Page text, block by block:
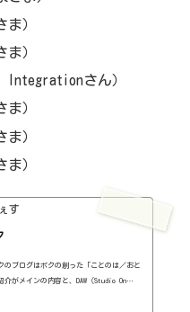
ま）
ま）
Integrationさん）
ま）
ま）
ま）
す
のブログはボクの創った「ことのは／おと
介がメインの内容と、DAW（Studio On